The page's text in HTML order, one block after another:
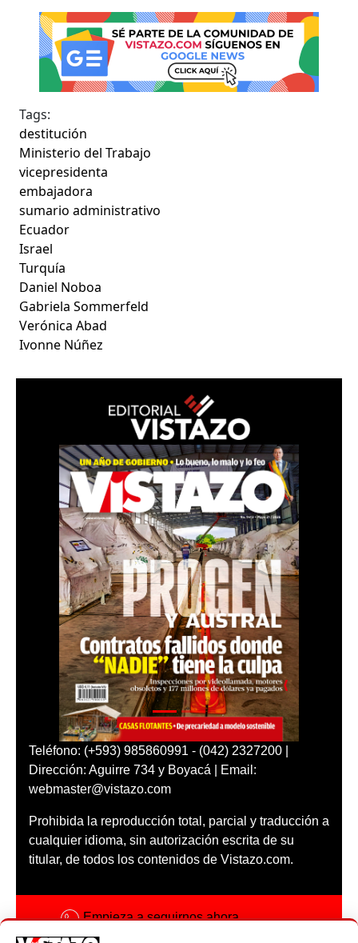
Tags:
destitución
Ministerio del Trabajo
vicepresidenta
embajadora
sumario administrativo
Ecuador
Israel
Turquía
Daniel Noboa
Gabriela Sommerfeld
Verónica Abad
Ivonne Núñez
Teléfono: (+593) 985860991 - (042) 2327200 |
Dirección: Aguirre 734 y Boyacá | Email:
webmaster@vistazo.com
Prohibida la reproducción total, parcial y traducción a
cualquier idioma, sin autorización escrita de su
titular, de todos los contenidos de Vistazo.com.
Empieza a seguirnos ahora